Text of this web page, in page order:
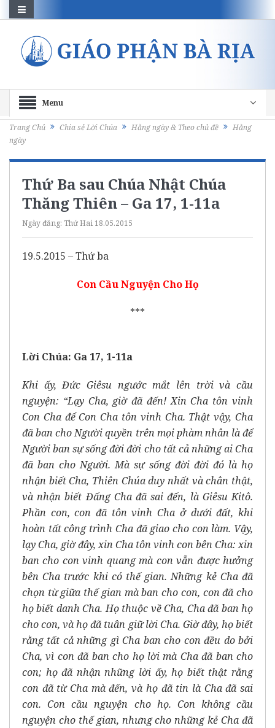
Menu
Trang Chủ Chia sẻ Lời Chúa Hằng ngày & Theo chủ đề
Hằng
ngày
Thứ Ba sau Chúa Nhật Chúa
Thăng Thiên – Ga 17, 1-11a
Ngày đăng: Thứ Hai 18.05.2015
19.5.2015 – Thứ ba
Con Cầu Nguyện Cho Họ
***
Lời Chúa: Ga 17, 1-11a
Khi ấy, Đức Giêsu ngước mắt lên trời và cầu
nguyện: “Lạy Cha, giờ đã đến! Xin Cha tôn vinh
Con Cha để Con Cha tôn vinh Cha. Thật vậy, Cha
đã ban cho Người quyền trên mọi phàm nhân là để
Người ban sự sống đời đời cho tất cả những ai Cha
đã ban cho Người. Mà sự sống đời đời đó là họ
nhận biết Cha, Thiên Chúa duy nhất và chân thật,
và nhận biết Đấng Cha đã sai đến, là Giêsu Kitô.
Phần con, con đã tôn vinh Cha ở dưới đất, khi
hoàn tất công trình Cha đã giao cho con làm. Vậy,
lạy Cha, giờ đây, xin Cha tôn vinh con bên Cha: xin
ban cho con vinh quang mà con vẫn được hưởng
bên Cha trước khi có thế gian. Những kẻ Cha đã
chọn từ giữa thế gian mà ban cho con, con đã cho
họ biết danh Cha. Họ thuộc về Cha, Cha đã ban họ
cho con, và họ đã tuân giữ lời Cha. Giờ đây, họ biết
rằng tất cả những gì Cha ban cho con đều do bởi
Cha, vì con đã ban cho họ lời mà Cha đã ban cho
con; họ đã nhận những lời ấy, họ biết thật rằng
con đã từ Cha mà đến, và họ đã tin là Cha đã sai
con. Con cầu nguyện cho họ. Con không cầu
nguyện cho thế gian, nhưng cho những kẻ Cha đã